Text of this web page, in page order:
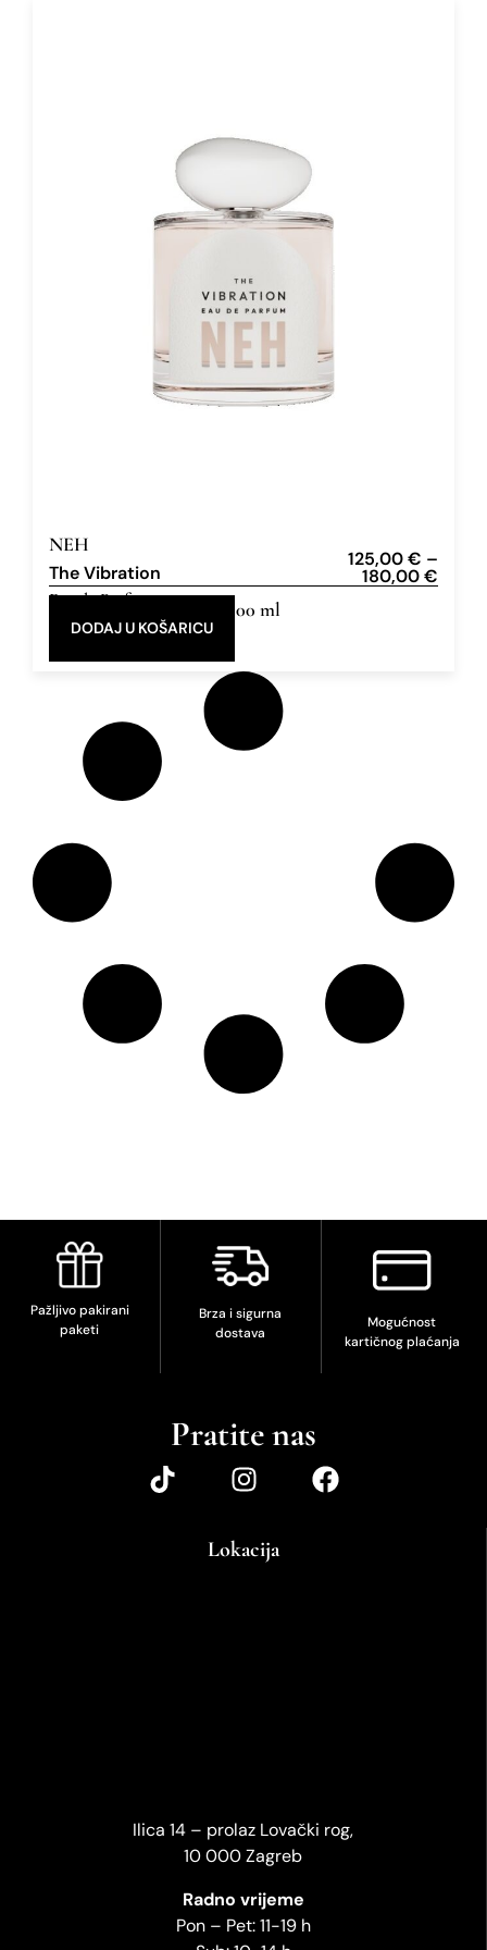
NEH
The Vibration
125,00€ –
180,00€
Eau de Parfum 50 ml, 100 ml
DODAJ U KOŠARICU
Pažljivo pakirani
paketi
Brza i sigurna
dostava
Mogućnost
kartičnog plaćanja
Pratite nas
Lokacija
Ilica 14 – prolaz Lovački rog,
10 000 Zagreb
Radno vrijeme
Pon – Pet: 11-19 h